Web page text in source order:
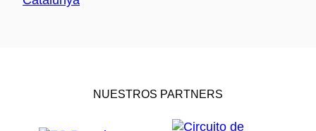
NUESTROS PARTNERS